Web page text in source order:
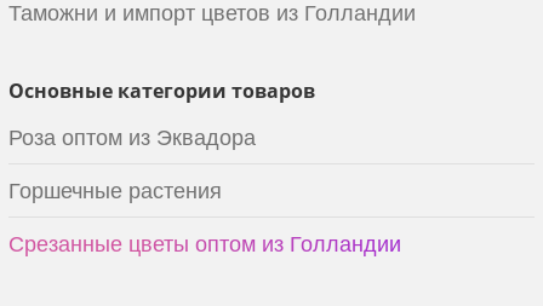
Таможни и импорт цветов из Голландии
Основные категории товаров
Роза оптом из Эквадора
Горшечные растения
Срезанные цветы оптом из Голландии